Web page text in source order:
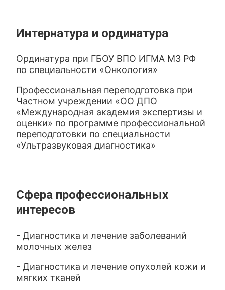
Интернатура и ординатура
Ординатура при ГБОУ ВПО ИГМА МЗ РФ
по специальности «Онкология»
Профессиональная переподготовка при
Частном учреждении «ОО ДПО
«Международная академия экспертизы и
оценки» по программе профессиональной
переподготовки по специальности
«Ультразвуковая диагностика»
Сфера профессиональных
интересов
- Диагностика и лечение заболеваний
молочных желез
- Диагностика и лечение опухолей кожи и
мягких тканей